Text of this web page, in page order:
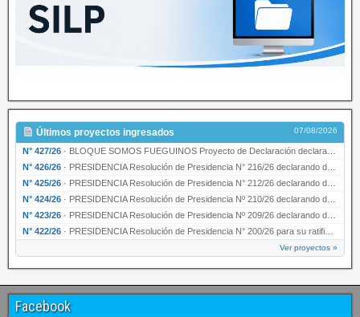
Últimos proyectos ingresados 07/08/2026
N° 427/26 · BLOQUE SOMOS FUEGUINOS Proyecto de Declaración declarando de interés provincial PRESIDENCI…
N° 426/26 · PRESIDENCIA Resolución de Presidencia N° 216/26 declarando de interés provincial la labor …
N° 425/26 · PRESIDENCIA Resolución de Presidencia N° 212/26 declarando de interés provincial el “50° A…
N° 424/26 · PRESIDENCIA Resolución de Presidencia Nº 210/26 declarando de interés provincial el proyec…
N° 423/26 · PRESIDENCIA Resolución de Presidencia Nº 209/26 declarando de interés provincial la presen…
N° 422/26 · PRESIDENCIA Resolución de Presidencia N° 200/26 para su ratificación.
Ver proyectos »
Facebook